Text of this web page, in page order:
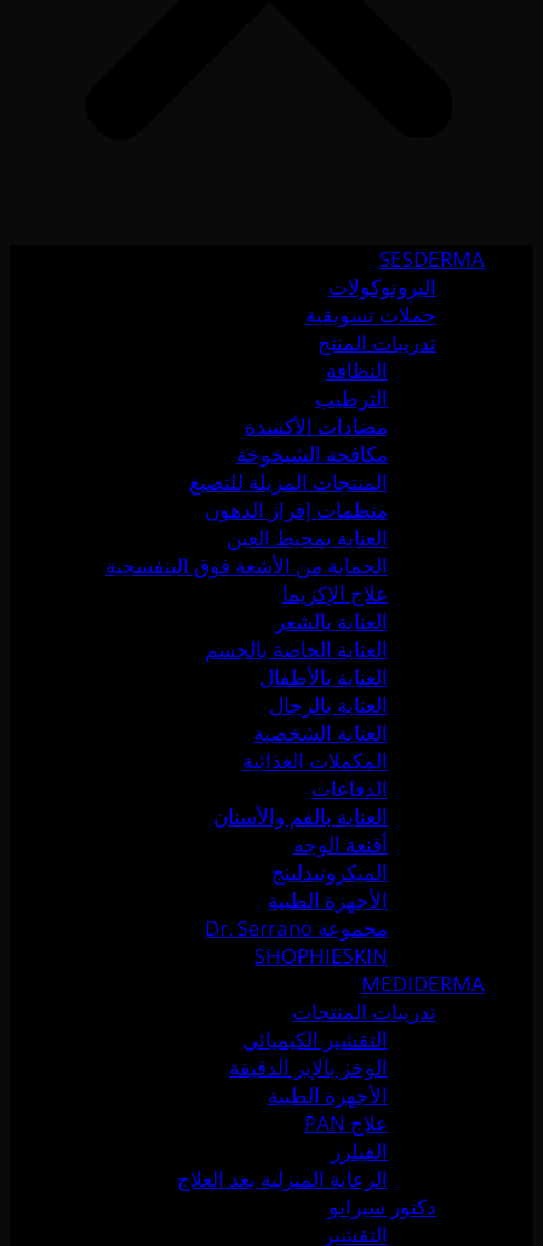
SESDERMA
البروتوكولات
حملات تسويقية
تدريبات المنتج
النظافة
الترطيب
مضادات الأكسدة
مكافحة الشيخوخة
المنتجات المزيلة للتصبغ
منظمات إفراز الدهون
العناية بمحيط العين
الحماية من الأشعة فوق البنفسجية
علاج الإكزيما
العناية بالشعر
العناية الخاصة بالجسم
العناية بالأطفال
العناية بالرجال
العناية الشخصية
المكملات الغذائية
الدفاعات
العناية بالفم والأسنان
أقنعة الوجه
الميكرونيدلينج
الأجهزة الطبية
مجموعة Dr. Serrano
SHOPHIESKIN
MEDIDERMA
تدريبات المنتجات
التقشير الكيميائي
الوخز بالإبر الدقيقة
الأجهزة الطبية
علاج PAN
الفيلرز
الرعاية المنزلية بعد العلاج
دكتور سيرانو
التقشير